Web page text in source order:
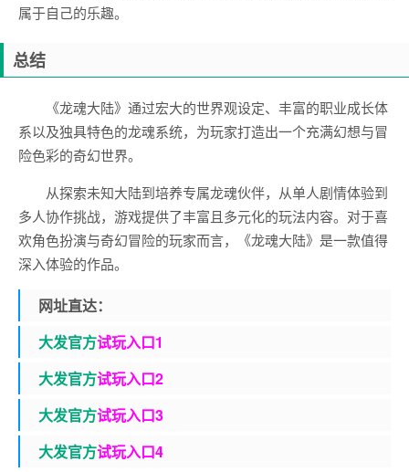
属于自己的乐趣。
总结
《龙魂大陆》通过宏大的世界观设定、丰富的职业成长体
系以及独具特色的龙魂系统，为玩家打造出一个充满幻想与冒
险色彩的奇幻世界。
从探索未知大陆到培养专属龙魂伙伴，从单人剧情体验到
多人协作挑战，游戏提供了丰富且多元化的玩法内容。对于喜
欢角色扮演与奇幻冒险的玩家而言，《龙魂大陆》是一款值得
深入体验的作品。
网址直达：
大发官方试玩入口1
大发官方试玩入口2
大发官方试玩入口3
大发官方试玩入口4